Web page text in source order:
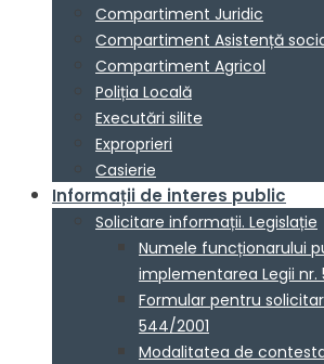
Compartiment Juridic
Compartiment Asistență
Compartiment Agricol
Poliția Locală
Executări silite
Exproprieri
Casierie
Informații de interes public
Solicitare informații. Legislație
Numele funcționarului
implementarea Legii nr.
Formular pentru
544/2001
Modalitatea de